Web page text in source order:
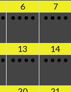
•
6
• • • •
7
• • • •
•
13
• • • •
14
• • • •